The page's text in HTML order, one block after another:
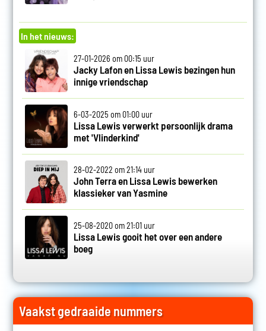
In het nieuws:
27-01-2026 om 00:15 uur
Jacky Lafon en Lissa Lewis bezingen hun
innige vriendschap
6-03-2025 om 01:00 uur
Lissa Lewis verwerkt persoonlijk drama
met 'Vlinderkind'
28-02-2022 om 21:14 uur
John Terra en Lissa Lewis bewerken
klassieker van Yasmine
25-08-2020 om 21:01 uur
Lissa Lewis gooit het over een andere
boeg
Vaakst gedraaide nummers